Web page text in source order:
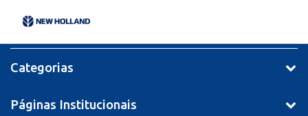
Categorias
Páginas Institucionais